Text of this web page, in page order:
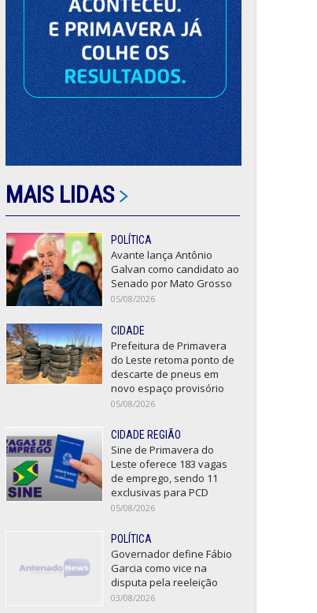
MAIS LIDAS
POLÍTICA
Avante lança Antônio
Galvan como candidato ao
Senado por Mato Grosso
05/08/2026
CIDADE
Prefeitura de Primavera
do Leste retoma ponto de
descarte de pneus em
novo espaço provisório
05/08/2026
CIDADE REGIÃO
Sine de Primavera do
Leste oferece 183 vagas
de emprego, sendo 11
exclusivas para PCD
05/08/2026
POLÍTICA
Governador define Fábio
Garcia como vice na
disputa pela reeleição
03/08/2026